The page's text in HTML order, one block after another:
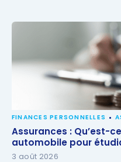
Assurances : Qu’est-
pour étudiants au
FINANCES PERSONNELLES
Assurances : Qu’est-
automobile pour
3 août 2026